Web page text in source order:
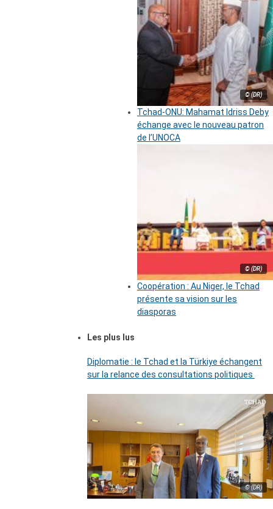
© (DR)
Tchad-ONU: Mahamat Idriss Deby
échange avec le nouveau patron
de l’UNOCA
© (DR)
Coopération : Au Niger, le Tchad
présente sa vision sur les
diasporas
Les plus lus
Diplomatie : le Tchad et la Türkiye échangent
sur la relance des consultations politiques
© (DR)